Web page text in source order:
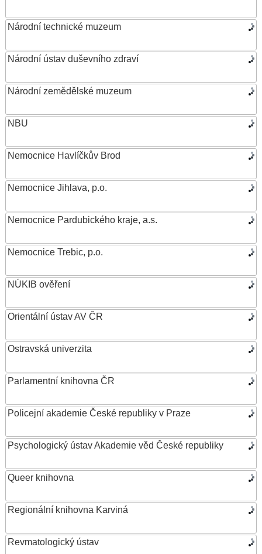
Národní technické muzeum
Národní ústav duševního zdraví
Národní zemědělské muzeum
NBU
Nemocnice Havlíčkův Brod
Nemocnice Jihlava, p.o.
Nemocnice Pardubického kraje, a.s.
Nemocnice Trebic, p.o.
NÚKIB ověření
Orientální ústav AV ČR
Ostravská univerzita
Parlamentní knihovna ČR
Policejní akademie České republiky v Praze
Psychologický ústav Akademie věd České republiky
Queer knihovna
Regionální knihovna Karviná
Revmatologický ústav